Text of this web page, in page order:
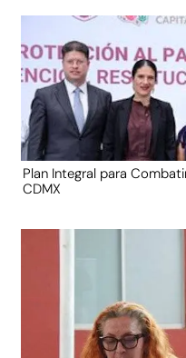
Plan Integral para
CDMX